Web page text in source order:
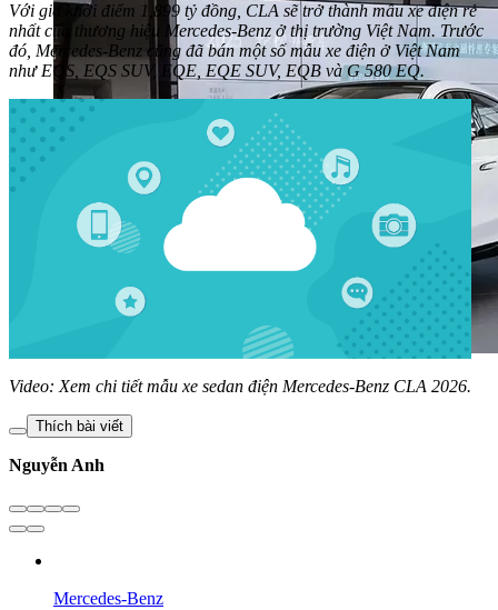
Với giá khởi điểm 1,899 tỷ đồng, CLA sẽ trở thành mẫu xe điện rẻ
nhất của thương hiệu Mercedes-Benz ở thị trường Việt Nam. Trước
đó, Mercedes-Benz cũng đã bán một số mẫu xe điện ở Việt Nam
như EQS, EQS SUV, EQE, EQE SUV, EQB và G 580 EQ.
Video: Xem chi tiết mẫu xe sedan điện Mercedes-Benz CLA 2026.
Thích bài viết
Nguyễn Anh
Mercedes-Benz